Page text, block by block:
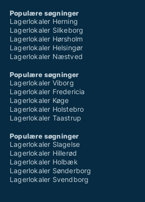
Populære søgninger
Lagerlokaler Herning
Lagerlokaler Silkeborg
Lagerlokaler Hørsholm
Lagerlokaler Helsingør
Lagerlokaler Næstved
Populære søgninger
Lagerlokaler Viborg
Lagerlokaler Fredericia
Lagerlokaler Køge
Lagerlokaler Holstebro
Lagerlokaler Taastrup
Populære søgninger
Lagerlokaler Slagelse
Lagerlokaler Hillerød
Lagerlokaler Holbæk
Lagerlokaler Sønderborg
Lagerlokaler Svendborg